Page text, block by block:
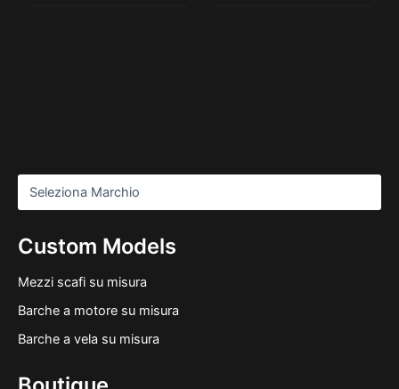
Custom Models
Mezzi scafi su misura
Barche a motore su misura
Barche a vela su misura